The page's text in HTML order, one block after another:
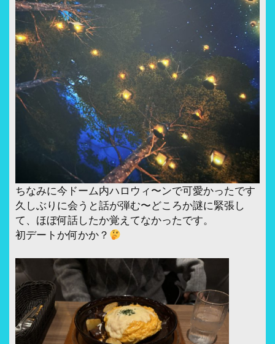
ちなみに今ドーム内ハロウィ〜ンで可愛かったです
久しぶりに会うと話が弾む〜どころか謎に緊張し
て、ほぼ何話したか覚えてなかったです。
初デートか何かか？